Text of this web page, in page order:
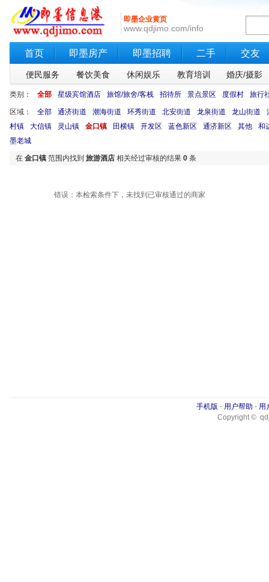
即墨企业黄页
www.qdjimo.com/info
首页 即墨房产 即墨招聘 二手 交友
便民服务 餐饮美食 休闲娱乐 教育培训 婚庆/摄影
类别： 全部 星级宾馆酒店 旅馆/旅舍/客栈 招待所 景点景区 度假村 旅行
区域： 全部 通济街道 潮海街道 环秀街道 北安街道 龙泉街道 龙山街道
村镇
大信镇 灵山镇 金口镇 田横镇 开发区 蓝色新区 通济新区 其他
和
墨老城
在 金口镇 范围内找到 旅游酒店 相关经过审核的结果 0 条
错误：本检索条件下，未找到已审核通过的商家
手机版 - 用户帮助 - 用
Copyright ©